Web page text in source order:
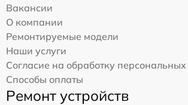
Вакансии
О компании
Ремонтируемые модели
Наши услуги
Согласие на обработку
Способы оплаты
Ремонт устройств